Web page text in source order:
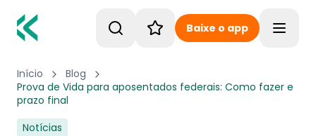
Baixe o app
Início
Blog
Prova de Vida para aposentados federais: Como fazer e
prazo final
Notícias